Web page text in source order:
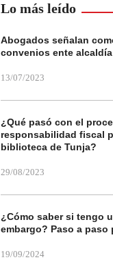
Lo más leído
Abogados señalan
convenios ente
13/07/2023
¿Qué pasó con el
responsabilidad fiscal
biblioteca de Tunja?
29/08/2023
¿Cómo saber si tengo
embargo? Paso a paso
19/09/2024